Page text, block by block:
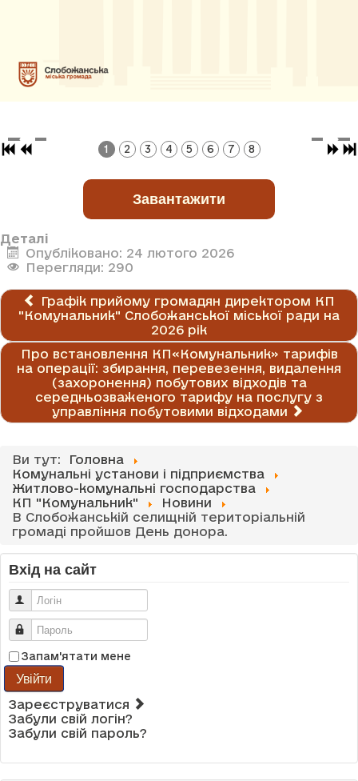
1 2 3 4 5 6 7 8
Завантажити
Деталі
Опубліковано: 24 лютого 2026
Перегляди: 290
Графік прийому громадян директором КП
"Комунальник" Слобожанської міської ради на
2026 рік
Про встановлення КП«Комунальник» тарифів
на операції: збирання, перевезення, видалення
(захоронення) побутових відходів та
середньозваженого тарифу на послугу з
управління побутовими відходами
Ви тут:
Головна
Комунальні установи і підприємства
Житлово-комунальні господарства
КП "Комунальник"
Новини
В Слобожанській селищній територіальній
громаді пройшов День донора.
Вхід на сайт
Логін
Пароль
Запам'ятати мене
Увійти
Зареєструватися
Забули свій логін?
Забули свій пароль?